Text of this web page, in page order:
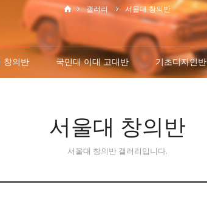
갤러리 서울대 창의반
창의반 국민대 이대 고대반 기초디자인반
서울대 창의반
서울대 창의반 갤러리입니다.